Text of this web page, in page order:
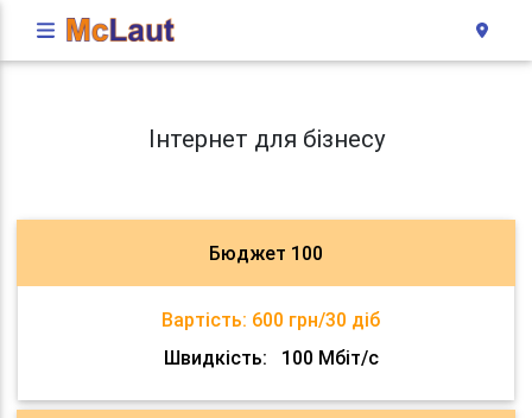
Інтернет для бізнесу
Бюджет 100
Вартість: 600 грн/30 діб
Швидкість:
100 Мбіт/с